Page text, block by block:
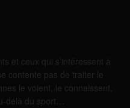
et ceux qui s’intéressent à
contente pas de traiter le
le voient, le connaissent,
delà du sport…